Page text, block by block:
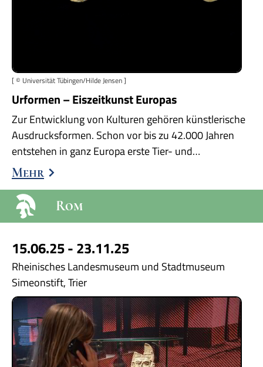
[ © Universität Tübingen/Hilde Jensen ]
Urformen – Eiszeitkunst Europas
Zur Entwicklung von Kulturen gehören künstlerische
Ausdrucksformen. Schon vor bis zu 42.000 Jahren
entstehen in ganz Europa erste Tier- und…
Mehr
Rom
15.06.25 - 23.11.25
Rheinisches Landesmuseum und Stadtmuseum
Simeonstift, Trier